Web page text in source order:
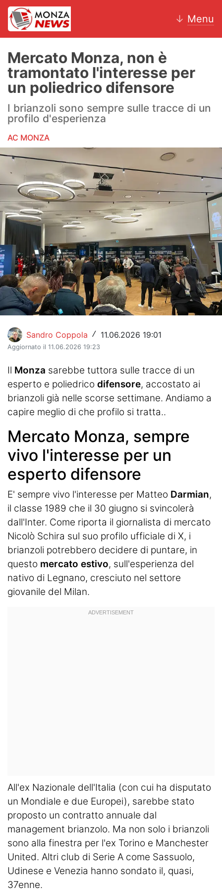
↓ Menu
News
AC Monza
Calcio
Motori
Volley
Hockey
Altri sport
Hockey
Pallanuoto
Pallamano
Altre
Turismo
Eventi
Mercato Monza, non è
tramontato l'interesse per
un poliedrico difensore
I brianzoli sono sempre sulle tracce di un
profilo d'esperienza
AC MONZA
Sandro Coppola / 11.06.2026 19:01
Aggiornato il 11.06.2026 19:23
Il Monza sarebbe tuttora sulle tracce di un
esperto e poliedrico difensore, accostato ai
brianzoli già nelle scorse settimane. Andiamo a
capire meglio di che profilo si tratta..
Mercato Monza, sempre
vivo l'interesse per un
esperto difensore
E' sempre vivo l'interesse per Matteo Darmian,
il classe 1989 che il 30 giugno si svincolerà
dall'Inter. Come riporta il giornalista di mercato
Nicolò Schira sul suo profilo ufficiale di X, i
brianzoli potrebbero decidere di puntare, in
questo mercato estivo, sull'esperienza del
nativo di Legnano, cresciuto nel settore
giovanile del Milan.
All'ex Nazionale dell'Italia (con cui ha disputato
un Mondiale e due Europei), sarebbe stato
proposto un contratto annuale dal
management brianzolo. Ma non solo i brianzoli
sono alla finestra per l'ex Torino e Manchester
United. Altri club di Serie A come Sassuolo,
Udinese e Venezia hanno sondato il, quasi,
37enne.